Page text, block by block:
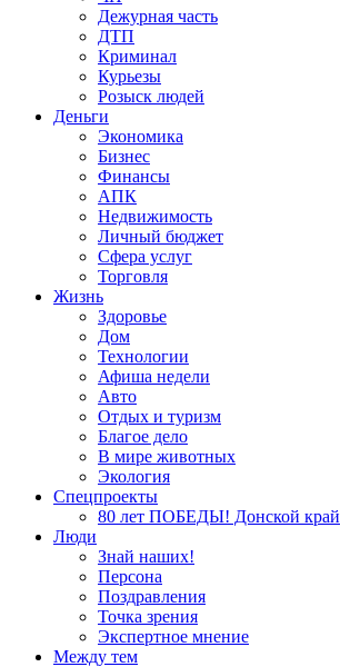
Дежурная часть
ДТП
Криминал
Курьезы
Розыск людей
Деньги
Экономика
Бизнес
Финансы
АПК
Недвижимость
Личный бюджет
Сфера услуг
Торговля
Жизнь
Здоровье
Дом
Технологии
Афиша недели
Авто
Отдых и туризм
Благое дело
В мире животных
Экология
Спецпроекты
80 лет ПОБЕДЫ! Донской край
Люди
Знай наших!
Персона
Поздравления
Точка зрения
Экспертное мнение
Между тем